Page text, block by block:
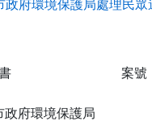
政府環境保護局處理民
案號
政府環境保護局